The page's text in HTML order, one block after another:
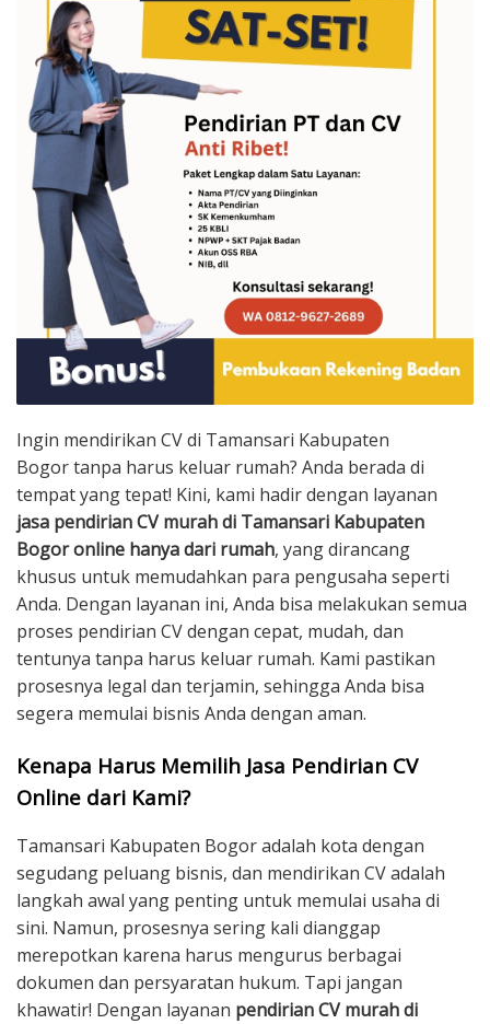
Ingin mendirikan CV di Tamansari Kabupaten
Bogor tanpa harus keluar rumah? Anda berada di
tempat yang tepat! Kini, kami hadir dengan layanan
jasa pendirian CV murah di Tamansari Kabupaten
Bogor online hanya dari rumah, yang dirancang
khusus untuk memudahkan para pengusaha seperti
Anda. Dengan layanan ini, Anda bisa melakukan semua
proses pendirian CV dengan cepat, mudah, dan
tentunya tanpa harus keluar rumah. Kami pastikan
prosesnya legal dan terjamin, sehingga Anda bisa
segera memulai bisnis Anda dengan aman.
Kenapa Harus Memilih Jasa Pendirian CV
Online dari Kami?
Tamansari Kabupaten Bogor adalah kota dengan
segudang peluang bisnis, dan mendirikan CV adalah
langkah awal yang penting untuk memulai usaha di
sini. Namun, prosesnya sering kali dianggap
merepotkan karena harus mengurus berbagai
dokumen dan persyaratan hukum. Tapi jangan
khawatir! Dengan layanan pendirian CV murah di